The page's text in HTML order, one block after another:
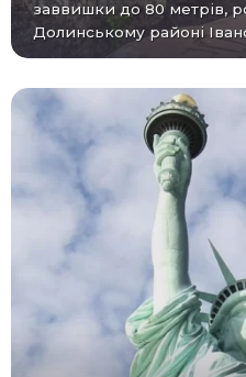
заввишки до 80 метрів,
Долинському районі